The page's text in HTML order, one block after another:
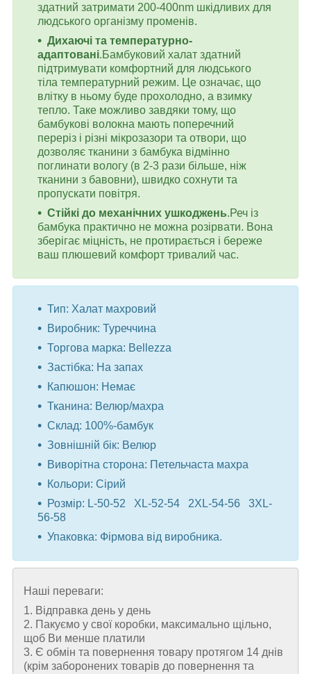
здатний затримати 200-400nm шкідливих для
людського організму променів.
Дихаючі та температурно-
адаптовані.Бамбуковий халат здатний
підтримувати комфортний для людського
тіла температурний режим. Це означає, що
влітку в ньому буде прохолодно, а взимку
тепло. Таке можливо завдяки тому, що
бамбукові волокна мають поперечний
переріз і різні мікрозазори та отвори, що
дозволяє тканини з бамбука відмінно
поглинати вологу (в 2-3 рази більше, ніж
тканини з бавовни), швидко сохнути та
пропускати повітря.
Стійкі до механічних ушкоджень.Реч із
бамбука практично не можна розірвати. Вона
зберігає міцність, не протирається і береже
ваш плюшевий комфорт тривалий час.
Тип: Халат махровий
Виробник: Туреччина
Торгова марка: Bellezza
Застібка: На запах
Капюшон: Немає
Тканина: Велюр/махра
Склад: 100%-бамбук
Зовнішній бік: Велюр
Виворітна сторона: Петельчаста махра
Кольори: Сірий
Розмір: L-50-52 XL-52-54 2XL-54-56 3XL-
56-58
Упаковка: Фірмова від виробника.
Наші переваги:
1. Відправка день у день
2. Пакуємо у свої коробки, максимально щільно,
щоб Ви менше платили
3. Є обмін та повернення товару протягом 14 днів
(крім заборонених товарів до повернення та